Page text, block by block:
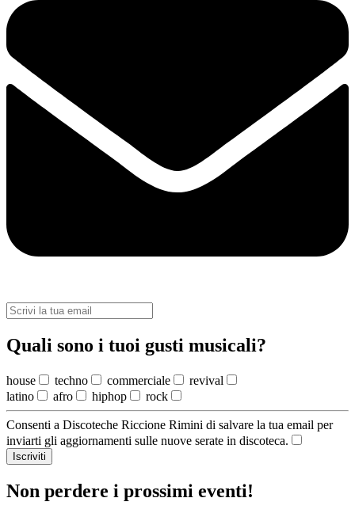
Quali sono i tuoi gusti musicali?
house techno commerciale
revival
latino
afro hiphop rock
Consenti a Discoteche Riccione Rimini di salvare la tua email per
inviarti gli aggiornamenti sulle nuove serate in discoteca.
Iscriviti
Non perdere i prossimi eventi!